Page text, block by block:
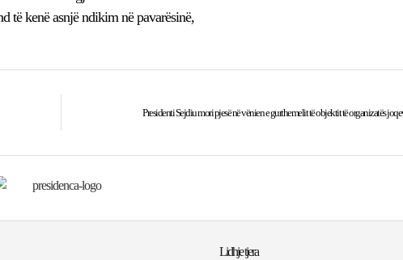
të kenë asnjë ndikim në pavarësinë,
Presidenti Sejdiu mori pjesë në vënien e gurthemelit të objektit të organizatës
Lidhje tjera